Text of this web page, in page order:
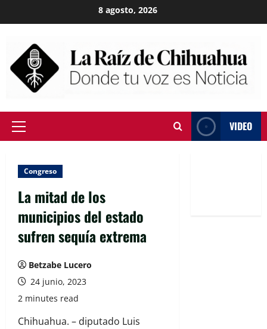
to
8 agosto, 2026
Primary
VIDEO
Congreso
La mitad de los
municipios del estado
sufren sequía extrema
Betzabe Lucero
24 junio, 2023
2 minutes read
Chihuahua. – diputado Luis